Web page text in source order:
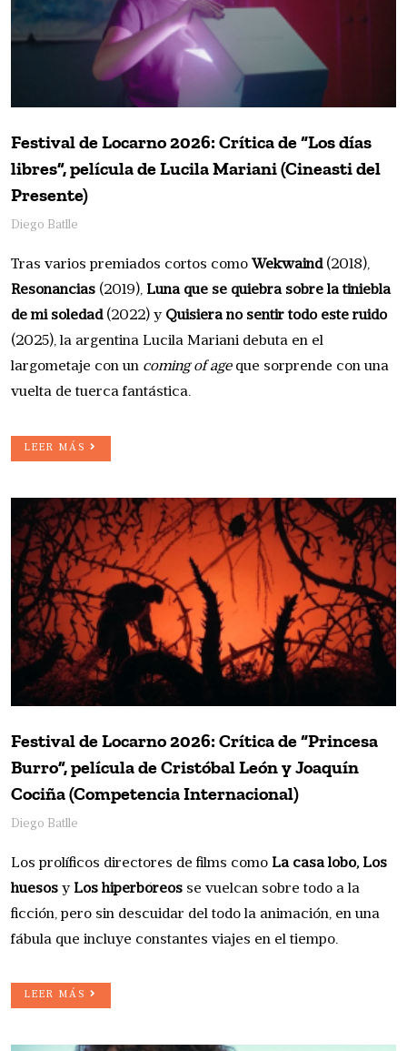
Festival de Locarno 2026: Crítica de “Los días
libres”, película de Lucila Mariani (Cineasti del
Presente)
Diego Batlle
Tras varios premiados cortos como Wekwaind(2018),
Resonancias (2019), Luna que se quiebra sobre la tiniebla
de mi soledad(2022) y Quisiera no sentir todo este ruido
(2025), la argentina Lucila Mariani debuta en el
largometaje con un coming of ageque sorprende con una
vuelta de tuerca fantástica.
LEER MÁS
Festival de Locarno 2026: Crítica de “Princesa
Burro”, película de Cristóbal León y Joaquín
Cociña (Competencia Internacional)
Diego Batlle
Los prolíficos directores de films como La casa lobo, Los
huesos yLos hiperbóreos se vuelcan sobre todo a la
ficción, pero sin descuidar del todo la animación, en una
fábula que incluye constantes viajes en el tiempo.
LEER MÁS